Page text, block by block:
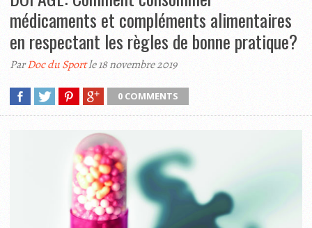
médicaments et compléments alimentaires
en respectant les règles de bonne pratique?
ParDoc du Sportle 18 novembre 2019
0 COMMENTS